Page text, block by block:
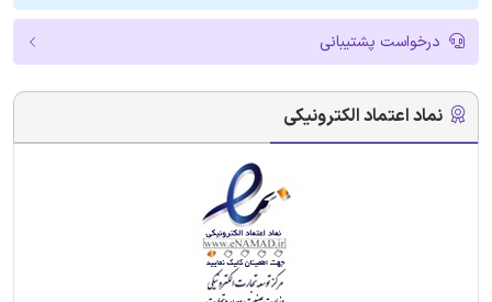
درخواست پشتیبانی
نماد اعتماد الکترونیکی